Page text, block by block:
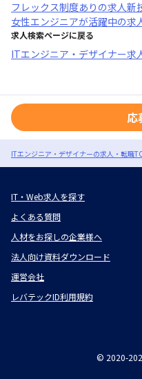
フレックス制度あり の求人新
女性エンジニアが活躍中の求
求人検索ページに戻る
ITエンジニア・デザイナー求
応
ITエンジニア・デザイナーの求人・転職
IT・Web求人を探す
よくある質問
人材をお探しの企業様へ
法人向け資料ダウンロード
運営会社
レバテックID利用規約
© 2020-